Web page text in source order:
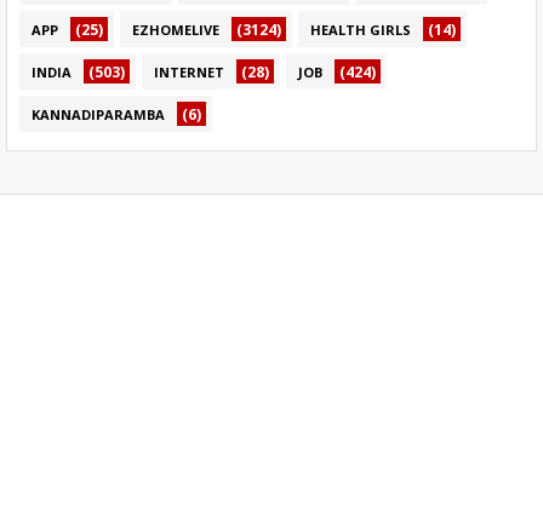
APP (25) EZHOMELIVE (3124) HEALTH GIRLS (14)
INDIA (503) INTERNET (28) JOB (424)
KANNADIPARAMBA (6)